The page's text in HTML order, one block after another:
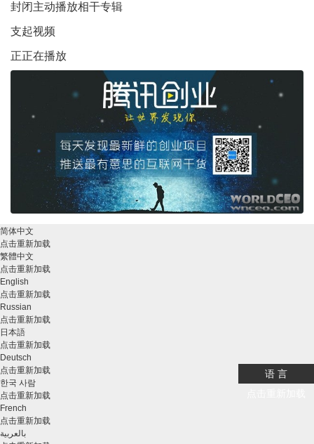
封闭主动播放相干专辑
支起视频
正正在播放
语 言
简体中文
点击重新加载
繁體中文
点击重新加载
English
点击重新加载
Russian
点击重新加载
日本語
点击重新加载
Deutsch
点击重新加载
한국 사람
点击重新加载
French
点击重新加载
بالعربية